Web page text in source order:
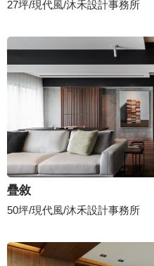
27坪/現代風/沐禾設計事務所
疊敘
50坪/現代風/沐禾設計事務所